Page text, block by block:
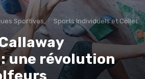
Sportives Sports Individuels et
une révolution
Normes & sécurité
rejoins le club